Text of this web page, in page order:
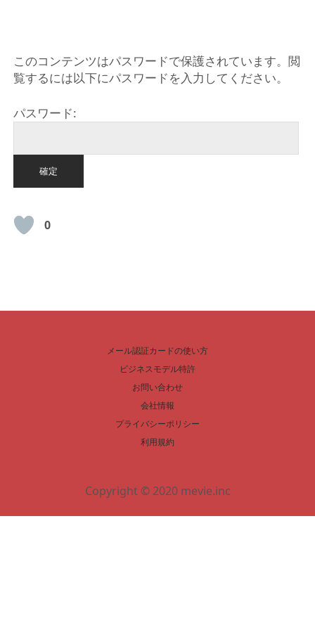
このコンテンツはパスワードで保護されています。閲
覧するには以下にパスワードを入力してください。
パスワード:
0
メール認証カードの使い方
ビジネスモデル特許
お問い合わせ
会社情報
プライバシーポリシー
利用規約
Copyright © 2020 mevie.inc